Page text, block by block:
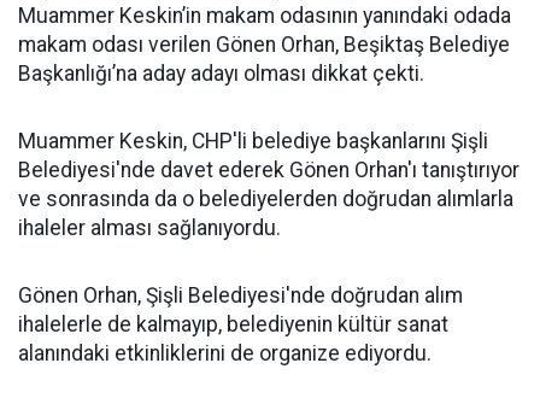
Muammer Keskin’in makam odasının yanındaki odada
makam odası verilen Gönen Orhan, Beşiktaş Belediye
Başkanlığı’na aday adayı olması dikkat çekti.
Muammer Keskin, CHP'li belediye başkanlarını Şişli
Belediyesi'nde davet ederek Gönen Orhan'ı tanıştırıyor
ve sonrasında da o belediyelerden doğrudan alımlarla
ihaleler alması sağlanıyordu.
Gönen Orhan, Şişli Belediyesi'nde doğrudan alım
ihalelerle de kalmayıp, belediyenin kültür sanat
alanındaki etkinliklerini de organize ediyordu.